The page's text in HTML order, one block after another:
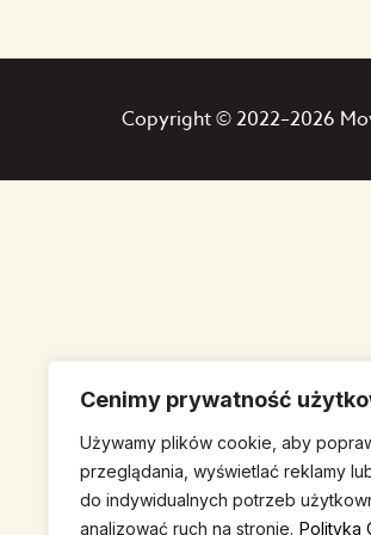
Cenimy prywatność
Używamy plików cookie, aby
przeglądania, wyświetlać reklamy
do indywidualnych potrzeb
analizować ruch na stronie. Polityka
Copyright © 2022–2026